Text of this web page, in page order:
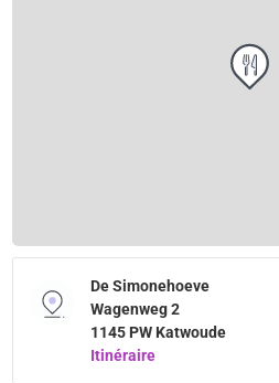
De Simonehoeve
Wagenweg 2
1145 PW Katwoude
Itinéraire